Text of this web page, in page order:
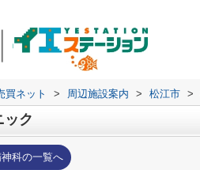
買ネット > 周辺施設案内 > 松江市 >
ック
科の一覧へ